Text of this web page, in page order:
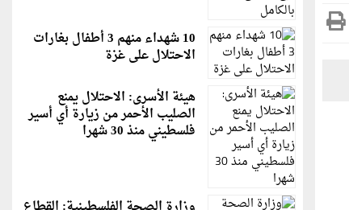
10 شهداء منهم 3 أطفال بغارات
الاحتلال على غزة
هيئة الأسرى: الاحتلال يمنع
الصليب الأحمر من زيارة أي أسير
فلسطيني منذ 30 شهرا